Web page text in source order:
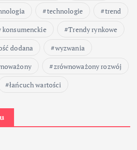
technologie
trend
konsumenckie
Trendy rynkowe
dodana
wyzwania
zrównoważony rozwój
łańcuch wartości